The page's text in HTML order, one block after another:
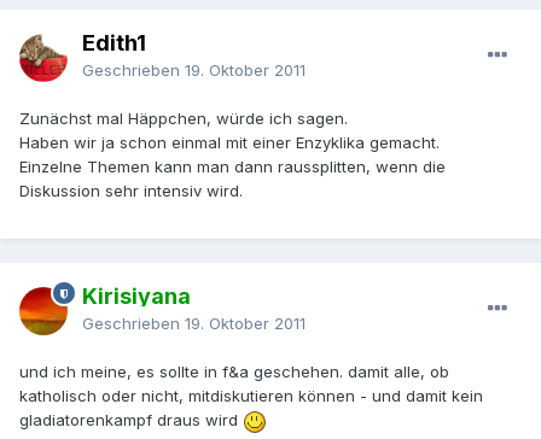
Edith1
Geschrieben 19. Oktober 2011
Zunächst mal Häppchen, würde ich sagen.
Haben wir ja schon einmal mit einer Enzyklika gemacht.
Einzelne Themen kann man dann raussplitten, wenn die
Diskussion sehr intensiv wird.
Kirisiyana
Geschrieben 19. Oktober 2011
und ich meine, es sollte in f&a geschehen. damit alle, ob
katholisch oder nicht, mitdiskutieren können - und damit kein
gladiatorenkampf draus wird